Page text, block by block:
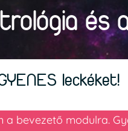
és
leckéket!
a bevezető modulra.